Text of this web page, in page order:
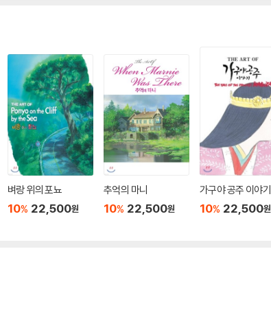
벼랑 위의 포뇨
10% 22,500원
추억의 마니
10% 22,500원
가구야 공주 이야기
10% 22,500원